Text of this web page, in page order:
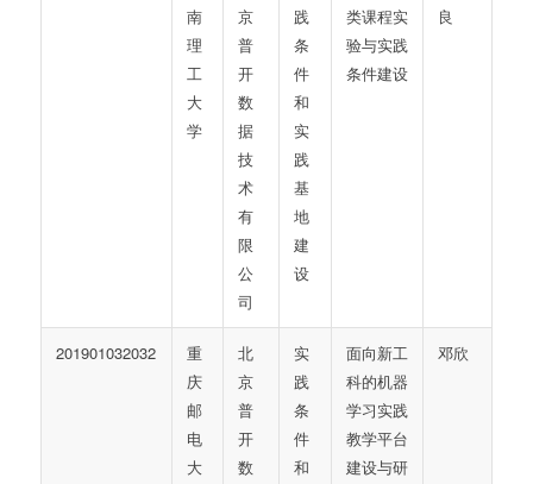
南
理
工
大
学
京
普
开
数
据
技
术
有
限
公
司
践
条
件
和
实
践
基
地
建
设
类课程实
验与实践
条件建设
良
201901032032
重
庆
邮
电
大
北
京
普
开
数
实
践
条
件
和
面向新工
科的机器
学习实践
教学平台
建设与研
邓欣